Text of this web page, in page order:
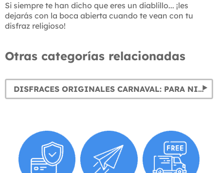
Si siempre te han dicho que eres un diablillo... ¡les
dejarás con la boca abierta cuando te vean con tu
disfraz religioso!
Otras categorías relacionadas
DISFRACES ORIGINALES CARNAVAL: PARA NIÑOS, MUJER Y HOMBRE